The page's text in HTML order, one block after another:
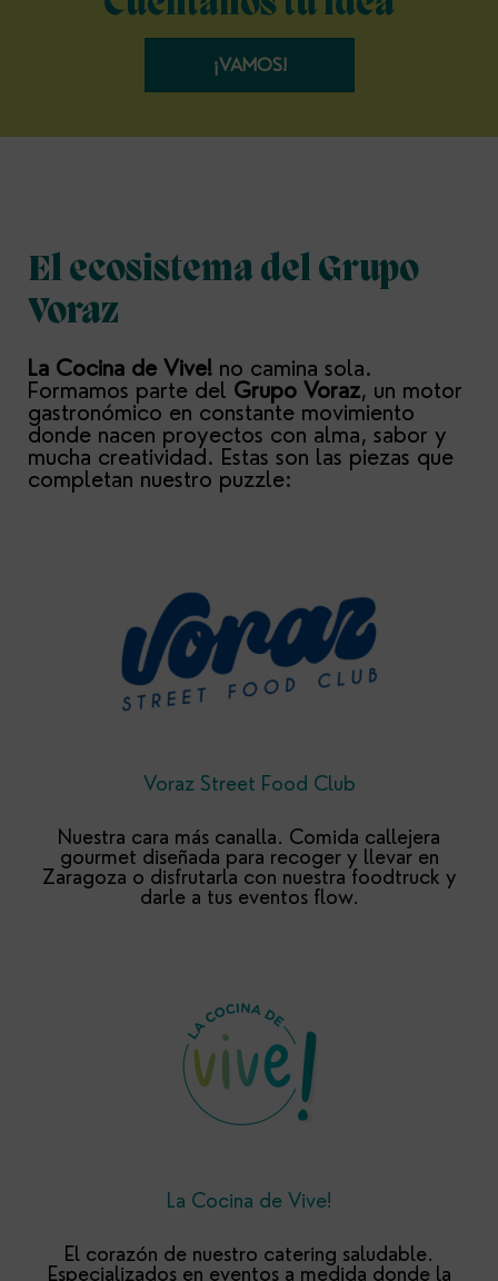
¡VAMOS!
El ecosistema del Grupo
Voraz
La Cocina de Vive! no camina sola.
Formamos parte del Grupo Voraz, un motor
gastronómico en constante movimiento
donde nacen proyectos con alma, sabor y
mucha creatividad. Estas son las piezas que
completan nuestro puzzle:
Voraz Street Food Club
Nuestra cara más canalla. Comida callejera
gourmet diseñada para recoger y llevar en
Zaragoza o disfrutarla con nuestra foodtruck y
darle a tus eventos flow.
La Cocina de Vive!
El corazón de nuestro catering saludable.
Especializados en eventos a medida donde la